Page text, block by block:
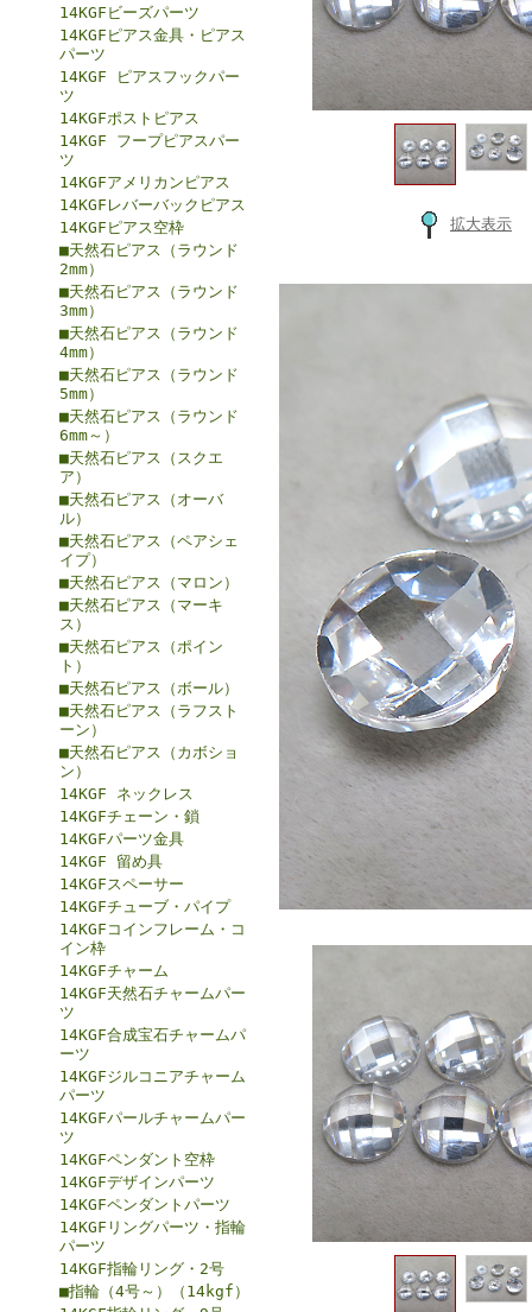
14KGFビーズパーツ
14KGFピアス金具・ピアス
パーツ
14KGF ピアスフックパー
ツ
14KGFポストピアス
14KGF フープピアスパー
ツ
14KGFアメリカンピアス
14KGFレバーバックピアス
14KGFピアス空枠
■天然石ピアス（ラウンド
2mm）
■天然石ピアス（ラウンド
3mm）
■天然石ピアス（ラウンド
4mm）
■天然石ピアス（ラウンド
5mm）
■天然石ピアス（ラウンド
6mm～）
■天然石ピアス（スクエ
ア）
■天然石ピアス（オーバ
ル）
■天然石ピアス（ペアシェ
イプ）
■天然石ピアス（マロン）
■天然石ピアス（マーキ
ス）
■天然石ピアス（ポイン
ト）
■天然石ピアス（ボール）
■天然石ピアス（ラフスト
ーン）
■天然石ピアス（カボショ
ン）
14KGF ネックレス
14KGFチェーン・鎖
14KGFパーツ金具
14KGF 留め具
14KGFスペーサー
14KGFチューブ・パイプ
14KGFコインフレーム・コ
イン枠
14KGFチャーム
14KGF天然石チャームパー
ツ
14KGF合成宝石チャームパ
ーツ
14KGFジルコニアチャーム
パーツ
14KGFパールチャームパー
ツ
14KGFペンダント空枠
14KGFデザインパーツ
14KGFペンダントパーツ
14KGFリングパーツ・指輪
パーツ
14KGF指輪リング・2号
■指輪（4号～）（14kgf）
拡大表示